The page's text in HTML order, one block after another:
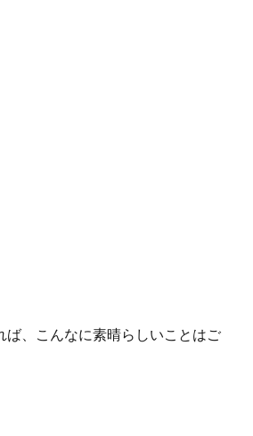
、こんなに素晴らしいことはご